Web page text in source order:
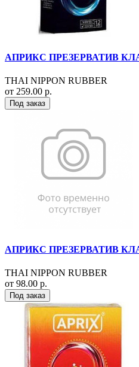
АПРИКС ПРЕЗЕРВАТИВ
THAI NIPPON RUBBER
от 259.00 р.
Под заказ
АПРИКС ПРЕЗЕРВАТИВ
THAI NIPPON RUBBER
от 98.00 р.
Под заказ